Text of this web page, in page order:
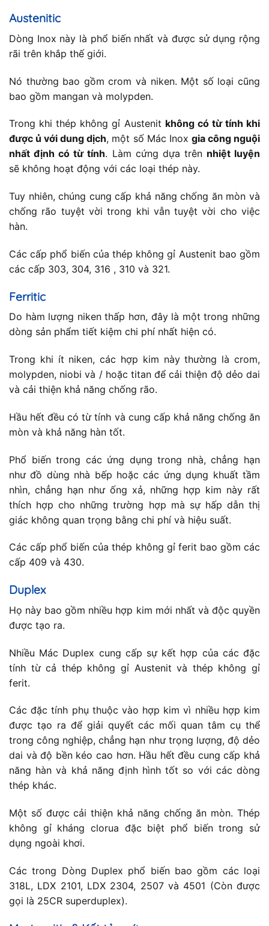
Austenitic
Dòng Inox này là phổ biến nhất và được sử dụng rộng
rãi trên khắp thế giới.
Nó thường bao gồm crom và niken. Một số loại cũng
bao gồm mangan và molypden.
Trong khi thép không gỉ Austenit không có từ tính khi
được ủ với dung dịch, một số Mác Inox gia công nguội
nhất định có từ tính. Làm cứng dựa trên nhiệt luyện
sẽ không hoạt động với các loại thép này.
Tuy nhiên, chúng cung cấp khả năng chống ăn mòn và
chống rão tuyệt vời trong khi vẫn tuyệt vời cho việc
hàn.
Các cấp phổ biến của thép không gỉ Austenit bao gồm
các cấp 303, 304, 316 , 310 và 321.
Ferritic
Do hàm lượng niken thấp hơn, đây là một trong những
dòng sản phẩm tiết kiệm chi phí nhất hiện có.
Trong khi ít niken, các hợp kim này thường là crom,
molypden, niobi và / hoặc titan để cải thiện độ dẻo dai
và cải thiện khả năng chống rão.
Hầu hết đều có từ tính và cung cấp khả năng chống ăn
mòn và khả năng hàn tốt.
Phổ biến trong các ứng dụng trong nhà, chẳng hạn
như đồ dùng nhà bếp hoặc các ứng dụng khuất tầm
nhìn, chẳng hạn như ống xả, những hợp kim này rất
thích hợp cho những trường hợp mà sự hấp dẫn thị
giác không quan trọng bằng chi phí và hiệu suất.
Các cấp phổ biến của thép không gỉ ferit bao gồm các
cấp 409 và 430.
Duplex
Họ này bao gồm nhiều hợp kim mới nhất và độc quyền
được tạo ra.
Nhiều Mác Duplex cung cấp sự kết hợp của các đặc
tính từ cả thép không gỉ Austenit và thép không gỉ
ferit.
Các đặc tính phụ thuộc vào hợp kim vì nhiều hợp kim
được tạo ra để giải quyết các mối quan tâm cụ thể
trong công nghiệp, chẳng hạn như trọng lượng, độ dẻo
dai và độ bền kéo cao hơn. Hầu hết đều cung cấp khả
năng hàn và khả năng định hình tốt so với các dòng
thép khác.
Một số được cải thiện khả năng chống ăn mòn. Thép
không gỉ kháng clorua đặc biệt phổ biến trong sử
dụng ngoài khơi.
Các trong Dòng Duplex phổ biến bao gồm các loại
318L, LDX 2101, LDX 2304, 2507 và 4501 (Còn được
gọi là 25CR superduplex).